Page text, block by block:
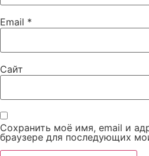
Email *
Сайт
Сохранить моё имя, email и
браузере для последующих